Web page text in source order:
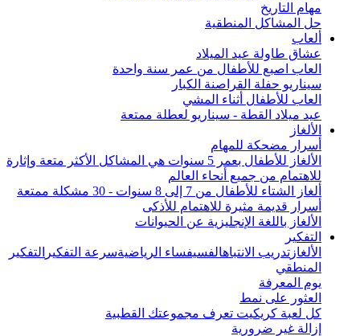
مهام التاريخ
حل المشاكل المنطقية
ألعاب
عشاق طاولة عيد الميلاد
العاب اصبع للأطفال من عمر سنة واحدة
سيناريو حفلة القراصنة الكبار
العاب للأطفال أثناء المشي
عيد ميلاد القطة - سيناريو لعطلة ممتعة
الألغاز
أسرار مضحكة للمهام
الألغاز للأطفال بعمر 5 سنوات هي المشاكل الأكثر متعة وإثارة
للاهتمام من جميع أنحاء العالم
ألغاز الشتاء للأطفال من 7 إلى 8 سنوات - 30 مشكلة ممتعة
أسرار قديمة مثيرة للاهتمام للأذكى
الألغاز باللغة الإنجليزية عن الحيوانات
التفكير
الألغاز تدريب الانتباهالفسيفساء الرياضيةسرعة التفكير التفكير
المنطقي
يوم المعرفة
العثور على نمط
كل لعبة كريكيت تعرف مجموعتك القطبية
إزالة غير ضرورية